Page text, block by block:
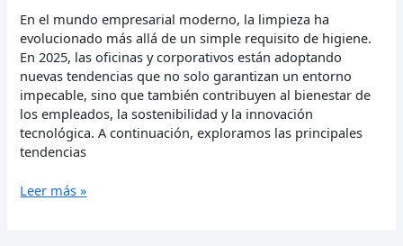
En el mundo empresarial moderno, la limpieza ha
evolucionado más allá de un simple requisito de higiene.
En 2025, las oficinas y corporativos están adoptando
nuevas tendencias que no solo garantizan un entorno
impecable, sino que también contribuyen al bienestar de
los empleados, la sostenibilidad y la innovación
tecnológica. A continuación, exploramos las principales
tendencias
Leer más »